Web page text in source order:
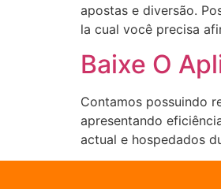
apostas e diversão.
la cual você precisa
Baixe O
Contamos possuindo
apresentando
actual e hospedados